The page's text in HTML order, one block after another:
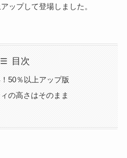
ップして登場しました。
目次
50％以上アップ版
の高さはそのまま